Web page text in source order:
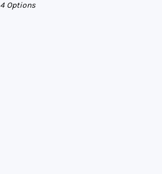
4 Options